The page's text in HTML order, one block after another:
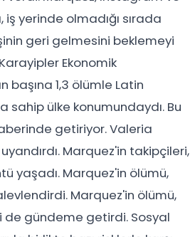
iş yerinde olmadığı sırada
geri gelmesini beklemeyi
Ekonomik
başına 1,3 ölümle Latin
sahip ülke konumundaydı. Bu
getiriyor. Valeria
Marquez'in takipçileri,
yaşadı. Marquez'in ölümü,
Marquez'in ölümü,
gündeme getirdi. Sosyal